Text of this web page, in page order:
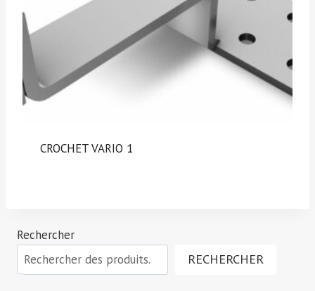
CROCHET VARIO 1
Rechercher
RECHERCHER